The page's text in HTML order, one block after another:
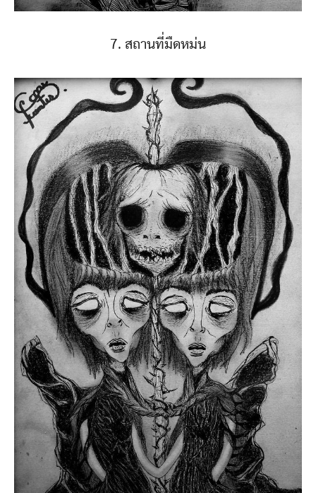
7. สถานที่มืดหม่น